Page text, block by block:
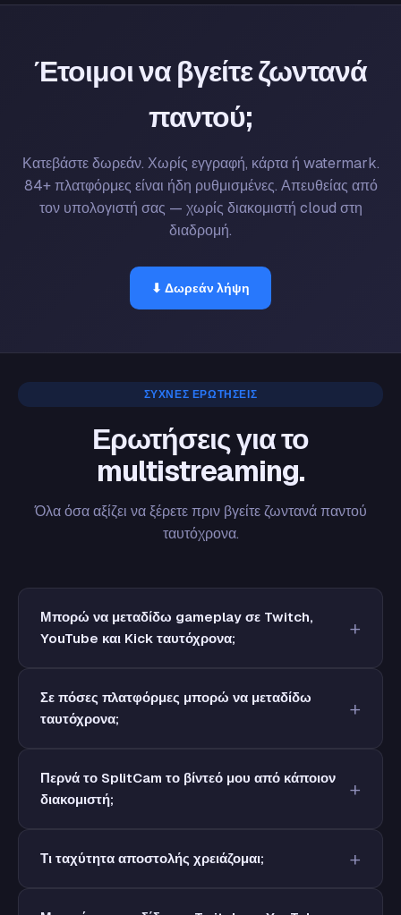
Έτοιμοι να βγείτε ζωντανά
παντού;
Κατεβάστε δωρεάν. Χωρίς εγγραφή, κάρτα ή watermark.
84+ πλατφόρμες είναι ήδη ρυθμισμένες. Απευθείας από
τον υπολογιστή σας — χωρίς διακομιστή cloud στη
διαδρομή.
⬇ Δωρεάν λήψη
ΣΥΧΝΈΣ ΕΡΩΤΉΣΕΙΣ
Ερωτήσεις για το
multistreaming.
Όλα όσα αξίζει να ξέρετε πριν βγείτε ζωντανά παντού
ταυτόχρονα.
Μπορώ να μεταδίδω gameplay σε Twitch,
YouTube και Kick ταυτόχρονα;
Σε πόσες πλατφόρμες μπορώ να μεταδίδω
ταυτόχρονα;
Περνά το SplitCam το βίντεό μου από κάποιον
διακομιστή;
Τι ταχύτητα αποστολής χρειάζομαι;